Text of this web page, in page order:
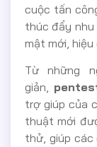
cuộc tấn
thúc đẩy nhu
mật mới, hiệu
Từ những
giản,
trợ giúp của
thuật mới
thử, giúp các